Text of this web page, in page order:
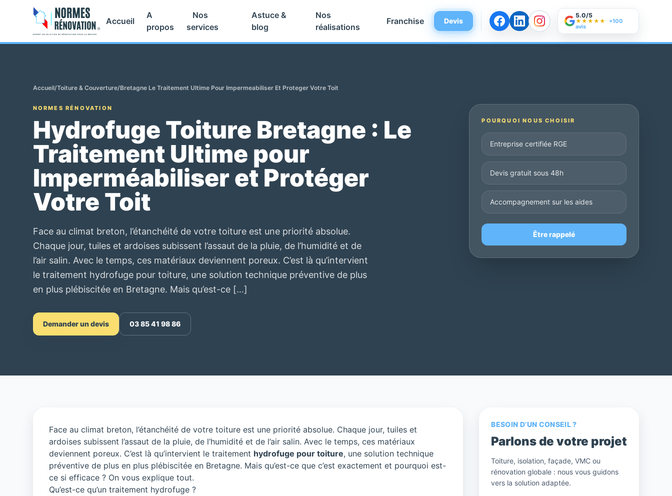
Accueil
A
propos
Nos
services
Astuce &
blog
Nos
réalisations
Franchise Devis
5.0/5
★★★★★ +100
avis
Accueil/Toiture & Couverture/Bretagne Le Traitement Ultime Pour Impermeabiliser Et Proteger Votre Toit
NORMES RÉNOVATION
Hydrofuge Toiture Bretagne : Le
Traitement Ultime pour
Imperméabiliser et Protéger
Votre Toit
Face au climat breton, l’étanchéité de votre toiture est une priorité absolue.
Chaque jour, tuiles et ardoises subissent l’assaut de la pluie, de l’humidité et de
l’air salin. Avec le temps, ces matériaux deviennent poreux. C’est là qu’intervient
le traitement hydrofuge pour toiture, une solution technique préventive de plus
en plus plébiscitée en Bretagne. Mais qu’est-ce […]
Demander un devis 03 85 41 98 86
POURQUOI NOUS CHOISIR
Entreprise certifiée RGE
Devis gratuit sous 48h
Accompagnement sur les aides
Être rappelé
Face au climat breton, l’étanchéité de votre toiture est une priorité absolue. Chaque jour, tuiles et
ardoises subissent l’assaut de la pluie, de l’humidité et de l’air salin. Avec le temps, ces matériaux
deviennent poreux. C’est là qu’intervient le traitement hydrofuge pour toiture, une solution technique
préventive de plus en plus plébiscitée en Bretagne. Mais qu’est-ce que c’est exactement et pourquoi est-
ce si efficace ? On vous explique tout.
Qu’est-ce qu’un traitement hydrofuge ?
BESOIN D’UN CONSEIL ?
Parlons de votre projet
Toiture, isolation, façade, VMC ou
rénovation globale : nous vous guidons
vers la solution adaptée.